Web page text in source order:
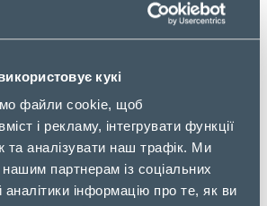
кукі
файли cookie, щоб
і рекламу, інтегрувати функції
та аналізувати наш трафік. Ми
партнерам із соціальних
інформацію про те, як ви
Україні отримають доступ до
рішень для інтелектуального
надійністю і високою
що перевершує конкуруючі
функціональними
що важливо, є більш
ціни, що особливо важливо
умовах, викликаних